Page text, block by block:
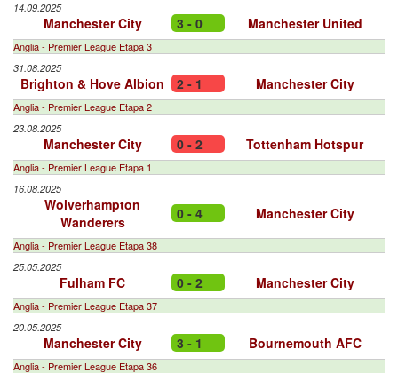
14.09.2025
Manchester City 3 - 0 Manchester United
Anglia - Premier League Etapa 3
31.08.2025
Brighton & Hove Albion 2 - 1 Manchester City
Anglia - Premier League Etapa 2
23.08.2025
Manchester City 0 - 2 Tottenham Hotspur
Anglia - Premier League Etapa 1
16.08.2025
Wolverhampton
Wanderers
0 - 4 Manchester City
Anglia - Premier League Etapa 38
25.05.2025
Fulham FC 0 - 2 Manchester City
Anglia - Premier League Etapa 37
20.05.2025
Manchester City 3 - 1 Bournemouth AFC
Anglia - Premier League Etapa 36